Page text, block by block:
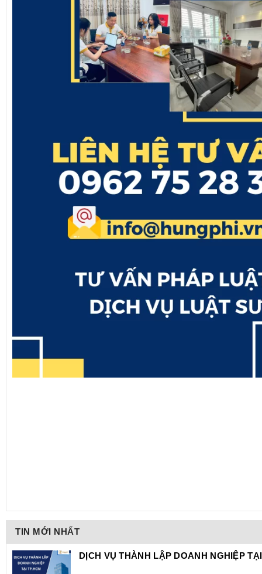
TIN MỚI NHẤT
DỊCH VỤ THÀNH LẬP DOANH NGHIỆP